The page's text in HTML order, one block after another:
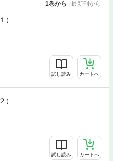
1巻から 最新刊から
）
試し読み カートへ
）
試し読み カートへ